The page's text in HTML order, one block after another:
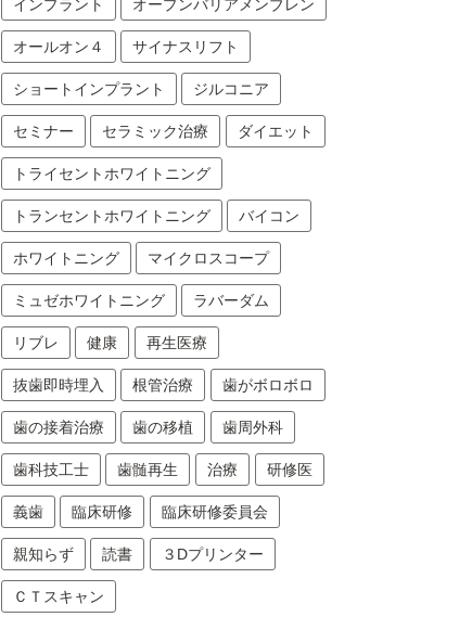
インプラント オープンバリアメンブレン
オールオン４ サイナスリフト
ショートインプラント ジルコニア
セミナー セラミック治療 ダイエット
トライセントホワイトニング
トランセントホワイトニング バイコン
ホワイトニング マイクロスコープ
ミュゼホワイトニング ラバーダム
リブレ 健康 再生医療
抜歯即時埋入 根管治療 歯がボロボロ
歯の接着治療 歯の移植 歯周外科
歯科技工士 歯髄再生 治療 研修医
義歯 臨床研修 臨床研修委員会
親知らず 読書 ３Dプリンター
ＣＴスキャン